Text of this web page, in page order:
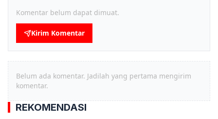
Komentar belum dapat dimuat.
Kirim Komentar
Belum ada komentar. Jadilah yang pertama mengirim
komentar.
REKOMENDASI